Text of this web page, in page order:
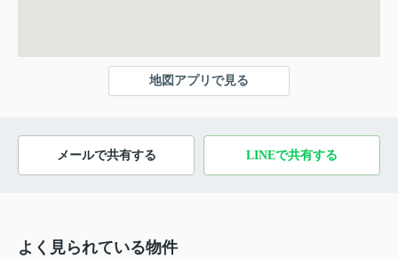
地図アプリで見る
メールで共有する LINEで共有する
よく見られている物件